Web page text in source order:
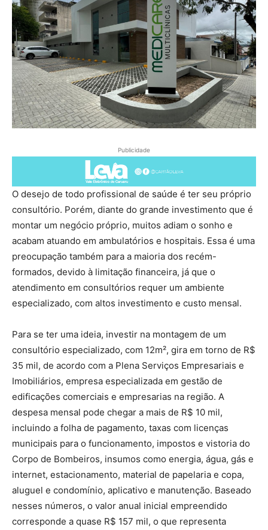
Publicidade
O desejo de todo profissional de saúde é ter seu próprio
consultório. Porém, diante do grande investimento que é
montar um negócio próprio, muitos adiam o sonho e
acabam atuando em ambulatórios e hospitais. Essa é uma
preocupação também para a maioria dos recém-
formados, devido à limitação financeira, já que o
atendimento em consultórios requer um ambiente
especializado, com altos investimento e custo mensal.
Para se ter uma ideia, investir na montagem de um
consultório especializado, com 12m², gira em torno de R$
35 mil, de acordo com a Plena Serviços Empresariais e
Imobiliários, empresa especializada em gestão de
edificações comerciais e empresarias na região. A
despesa mensal pode chegar a mais de R$ 10 mil,
incluindo a folha de pagamento, taxas com licenças
municipais para o funcionamento, impostos e vistoria do
Corpo de Bombeiros, insumos como energia, água, gás e
internet, estacionamento, material de papelaria e copa,
aluguel e condomínio, aplicativo e manutenção. Baseado
nesses números, o valor anual inicial empreendido
corresponde a quase R$ 157 mil, o que representa